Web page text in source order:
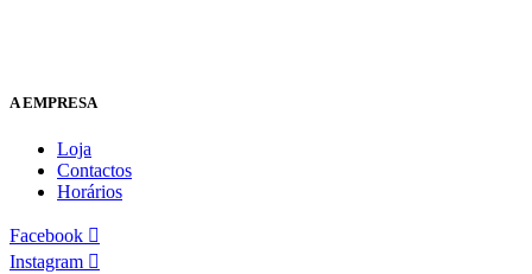
A EMPRESA
Loja
Contactos
Horários
Facebook
Instagram